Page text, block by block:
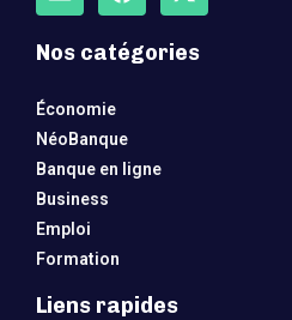
Nos catégories
Économie
NéoBanque
Banque en ligne
Business
Emploi
Formation
Liens rapides